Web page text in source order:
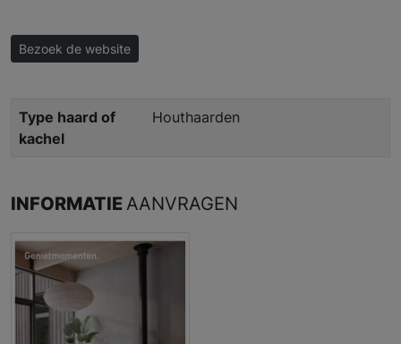
Bezoek de website
Type haard of
kachel
Houthaarden
INFORMATIEAANVRAGEN